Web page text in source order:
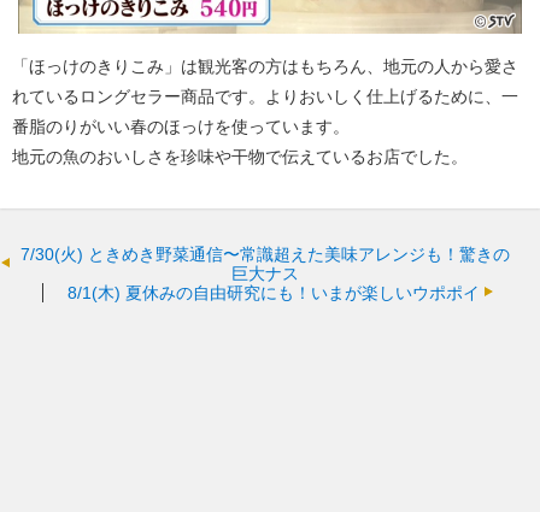
「ほっけのきりこみ」は観光客の方はもちろん、地元の人から愛さ
れているロングセラー商品です。よりおいしく仕上げるために、一
番脂のりがいい春のほっけを使っています。
地元の魚のおいしさを珍味や干物で伝えているお店でした。
7/30(火) ときめき野菜通信〜常識超えた美味アレンジも！驚きの
巨大ナス
8/1(木) 夏休みの自由研究にも！いまが楽しいウポポイ